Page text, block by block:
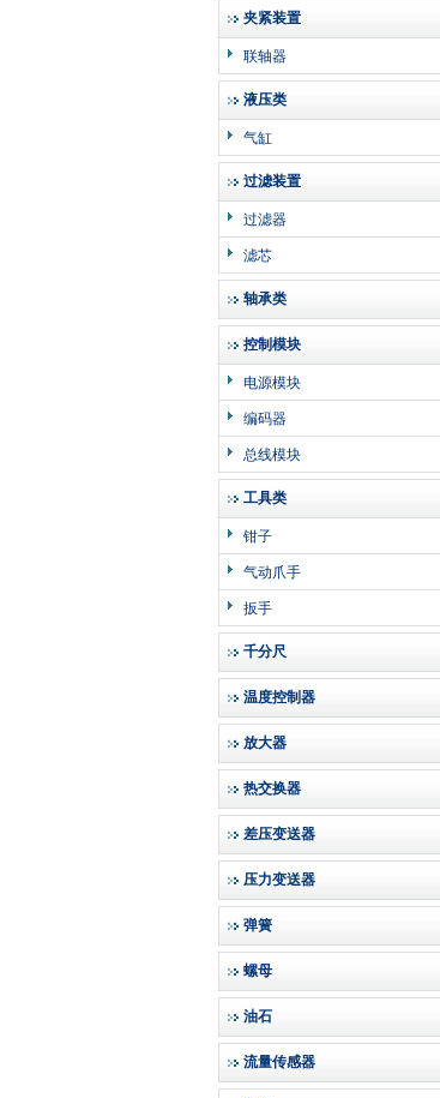
夹紧装置
联轴器
液压类
气缸
过滤装置
过滤器
滤芯
轴承类
控制模块
电源模块
编码器
总线模块
工具类
钳子
气动爪手
扳手
千分尺
温度控制器
放大器
热交换器
差压变送器
压力变送器
弹簧
螺母
油石
流量传感器